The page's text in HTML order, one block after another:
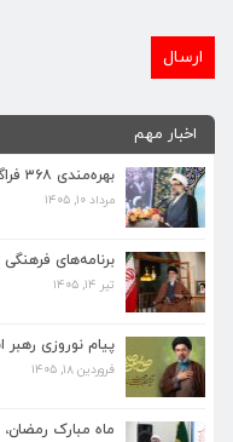
اخبار مهم
بهره‌مندی ۳۶۸ فراگیر از برنامه‌های طرح تابستا...
مرداد ۱۰, ۱۴۰۵
برنامه‌های
تیر ۱۴, ۱۴۰۵
پیام نوروزی رهبر
فروردین ۱۸, ۱۴۰۵
ماه مبارک
برنامه‌های فرهنگی زیارتگاه
پیام نوروزی رهبر انقلاب به
ماه مبارک رمضان، فرصتی
اسفند ۵, ۱۴۰۴